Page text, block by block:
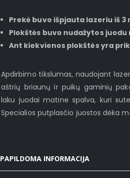
Prekė buvo išpjauta lazeriu iš
Plokštės buvo nudažytos
Ant kiekvienos plokštės yra
Apdirbimo tikslumas, naudojant
aštrių briaunų ir puikų gaminių
laku juodai matine spalva, kuri
Specialios putplasčio juostos dėka
PAPILDOMA INFORMACIJA